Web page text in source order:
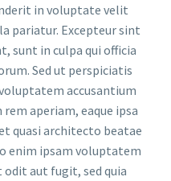
in voluptate velit
pariatur. Excepteur sint
sunt in culpa qui officia
Sed ut perspiciatis
accusantium
aperiam, eaque ipsa
quasi architecto beatae
enim ipsam voluptatem
aut fugit, sed quia